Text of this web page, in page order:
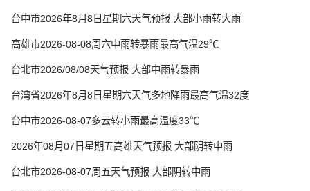
台中市2026年8月8日星期六天气预报 大部小雨转大雨
高雄市2026-08-08周六中雨转暴雨最高气温29℃
台北市2026/08/08天气预报 大部中雨转暴雨
台湾省2026年8月8日星期六天气多地降雨最高气温32度
台中市2026-08-07多云转小雨最高温度33℃
2026年08月07日星期五高雄天气预报 大部阴转中雨
台北市2026-08-07周五天气预报 大部阴转中雨